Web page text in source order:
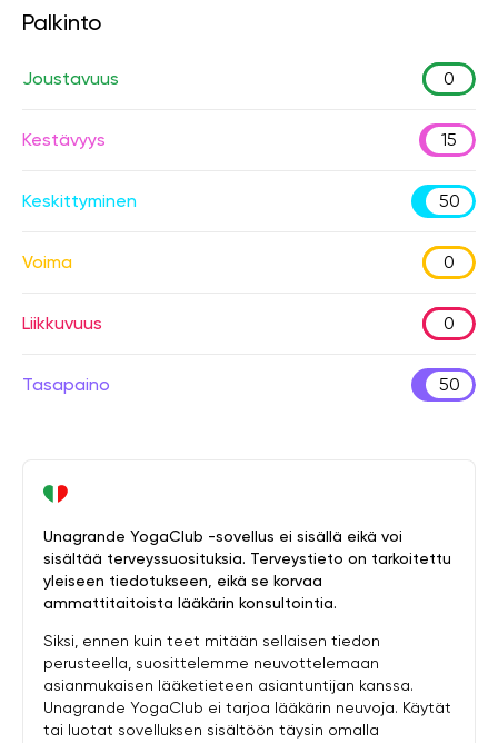
Palkinto
Joustavuus 0
Kestävyys 15
Keskittyminen 50
Voima 0
Liikkuvuus 0
Tasapaino 50
Unagrande YogaClub -sovellus ei sisällä eikä voi
sisältää terveyssuosituksia. Terveystieto on tarkoitettu
yleiseen tiedotukseen, eikä se korvaa
ammattitaitoista lääkärin konsultointia.
Siksi, ennen kuin teet mitään sellaisen tiedon
perusteella, suosittelemme neuvottelemaan
asianmukaisen lääketieteen asiantuntijan kanssa.
Unagrande YogaClub ei tarjoa lääkärin neuvoja. Käytät
tai luotat sovelluksen sisältöön täysin omalla